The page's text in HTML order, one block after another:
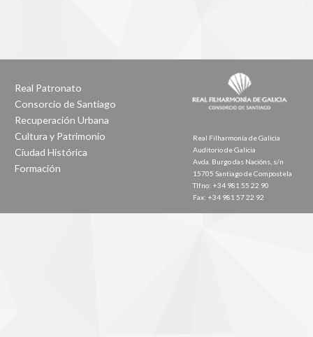
Real Patronato
Consorcio de Santiago
Recuperación Urbana
Cultura y Patrimonio
Ciudad Histórica
Formación
Real Filharmonía de Galicia
Auditorio de Galicia
Avda. Burgo das Nacións, s/n
15705 Santiago de Compostela
Tlfno: +34 981 55 22 90
Fax: +34 981 57 22 92